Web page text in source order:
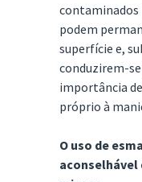
contaminados
podem
superfície e,
conduzirem-se
importância
próprio à
O uso de